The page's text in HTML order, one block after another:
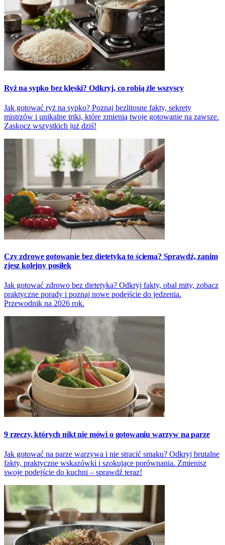
Ryż na sypko bez klęski? Odkryj, co robią źle wszyscy
Jak gotować ryż na sypko? Poznaj bezlitosne fakty, sekrety
mistrzów i unikalne triki, które zmienią twoje gotowanie na zawsze.
Zaskocz wszystkich już dziś!
Czy zdrowe gotowanie bez dietetyka to ściema? Sprawdź, zanim
zjesz kolejny posiłek
Jak gotować zdrowo bez dietetyka? Odkryj fakty, obal mity, zobacz
praktyczne porady i poznaj nowe podejście do jedzenia.
Przewodnik na 2026 rok.
9 rzeczy, których nikt nie mówi o gotowaniu warzyw na parze
Jak gotować na parze warzywa i nie stracić smaku? Odkryj brutalne
fakty, praktyczne wskazówki i szokujące porównania. Zmienisz
swoje podejście do kuchni – sprawdź teraz!